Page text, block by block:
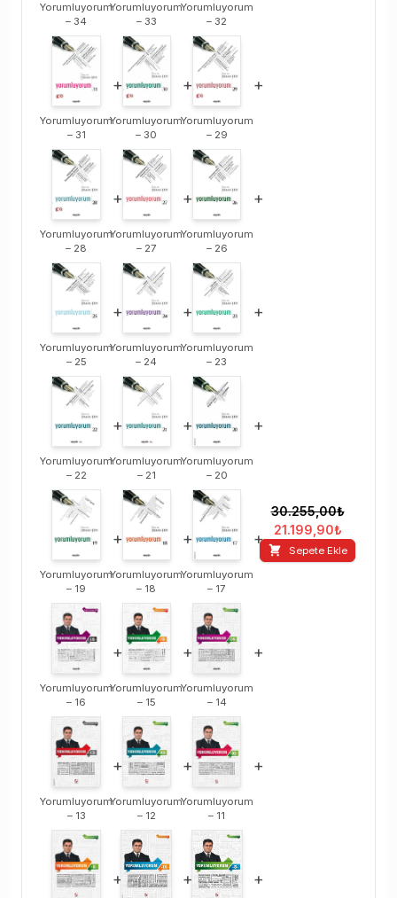
Yorumluyorum
– 34
Yorumluyorum
– 33
Yorumluyorum
– 32
Yorumluyorum
– 31
+
Yorumluyorum
– 30
+
Yorumluyorum
– 29
+
Yorumluyorum
– 28
+
Yorumluyorum
– 27
+
Yorumluyorum
– 26
+
Yorumluyorum
– 25
+
Yorumluyorum
– 24
+
Yorumluyorum
– 23
+
Yorumluyorum
– 22
+
Yorumluyorum
– 21
+
Yorumluyorum
– 20
+
Yorumluyorum
– 19
+
Yorumluyorum
– 18
+
Yorumluyorum
– 17
+
Yorumluyorum
– 16
+
Yorumluyorum
– 15
+
Yorumluyorum
– 14
+
Yorumluyorum
– 13
+
Yorumluyorum
– 12
+
Yorumluyorum
– 11
+
+ + +
30.255,00₺
21.199,90₺
Sepete Ekle